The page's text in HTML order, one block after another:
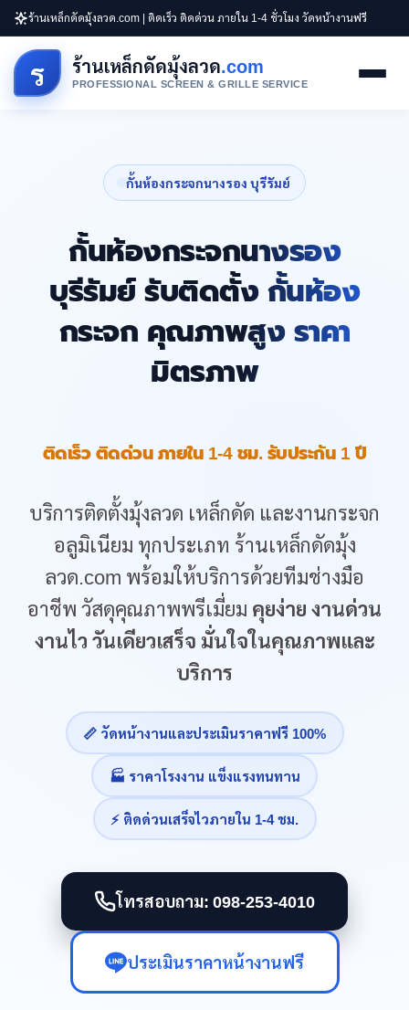
ร้านเหล็กดัดมุ้งลวด.com | ติดเร็ว ติดด่วน ภายใน 1-4 ชั่วโมง วัดหน้างานฟรี
ร ร้านเหล็กดัดมุ้งลวด.com
PROFESSIONAL SCREEN & GRILLE SERVICE
กั้นห้องกระจกนางรอง บุรีรัมย์
กั้นห้องกระจกนางรอง
บุรีรัมย์ รับติดตั้ง กั้นห้อง
กระจก คุณภาพสูง ราคา
มิตรภาพ
ติดเร็ว ติดด่วน ภายใน 1-4 ชม. รับประกัน 1 ปี
บริการติดตั้งมุ้งลวด เหล็กดัด และงานกระจก
อลูมิเนียม ทุกประเภท ร้านเหล็กดัดมุ้ง
ลวด.com พร้อมให้บริการด้วยทีมช่างมือ
อาชีพ วัสดุคุณภาพพรีเมี่ยม คุยง่าย งานด่วน
งานไว วันเดียวเสร็จ มั่นใจในคุณภาพและ
บริการ
📏 วัดหน้างานและประเมินราคาฟรี 100%
🏭 ราคาโรงงาน แข็งแรงทนทาน
⚡ ติดด่วนเสร็จไวภายใน 1-4 ชม.
โทรสอบถาม: 098-253-4010
ประเมินราคาหน้างานฟรี